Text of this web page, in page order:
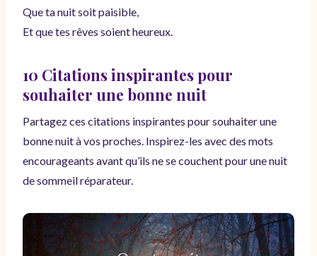
Que ta nuit soit paisible,
Et que tes rêves soient heureux.
10 Citations inspirantes pour
souhaiter une bonne nuit
Partagez ces citations inspirantes pour souhaiter une
bonne nuit à vos proches. Inspirez-les avec des mots
encourageants avant qu’ils ne se couchent pour une nuit
de sommeil réparateur.